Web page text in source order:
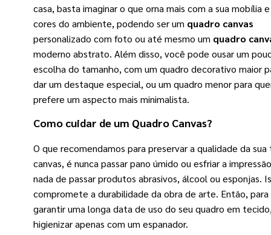
casa, basta imaginar o que orna mais com a sua mobília e
cores do ambiente, podendo ser um quadro canvas
personalizado com foto ou até mesmo um quadro
moderno abstrato. Além disso, você pode ousar um
escolha do tamanho, com um quadro decorativo maior
dar um destaque especial, ou um quadro menor para
prefere um aspecto mais minimalista.
Como cuidar de um Quadro Canvas?
O que recomendamos para preservar a qualidade da sua
canvas, é nunca passar pano úmido ou esfriar a
nada de passar produtos abrasivos, álcool ou esponjas.
compromete a durabilidade da obra de arte. Então, para
garantir uma longa data de uso do seu quadro em
higienizar apenas com um espanador.